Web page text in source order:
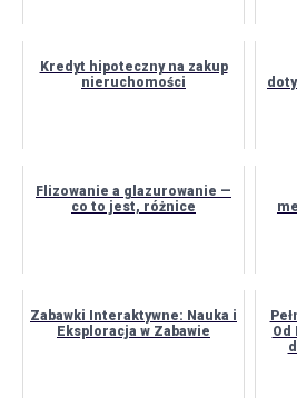
Kredyt hipoteczny na zakup
nieruchomości
Flizowanie a glazurowanie —
co to jest, różnice
Zabawki Interaktywne: Nauka i
Eksploracja w Zabawie
Od